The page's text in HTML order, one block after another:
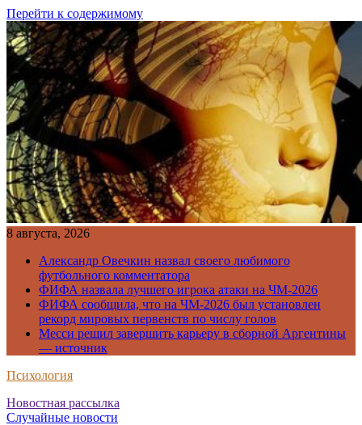
Перейти к содержимому
8 августа, 2026
Александр Овечкин назвал своего любимого
футбольного комментатора
ФИФА назвала лучшего игрока атаки на ЧМ-2026
ФИФА сообщила, что на ЧМ-2026 был установлен
рекорд мировых первенств по числу голов
Месси решил завершить карьеру в сборной Аргентины
— источник
Психология
Новостная рассылка
Случайные новости